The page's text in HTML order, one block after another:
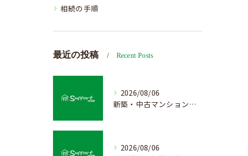
相続の手順
最近の投稿 Recent Posts
2026/08/06
新築・中古マンション売却の価値を見極める査定方法
2026/08/06